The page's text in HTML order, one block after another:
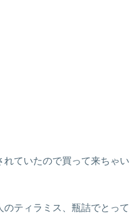
れていたので買って来ちゃい
ティラミス、瓶詰でとって